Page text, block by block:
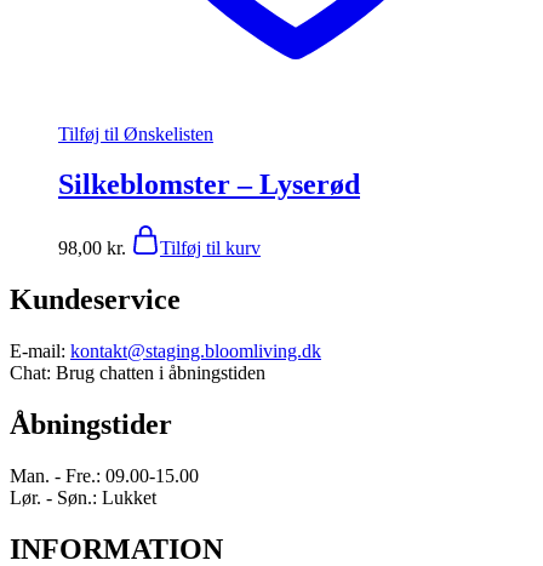
Tilføj til Ønskelisten
Silkeblomster – Lyserød
98,00 kr. Tilføj til kurv
Kundeservice
E-mail: kontakt@staging.bloomliving.dk
Chat: Brug chatten i åbningstiden
Åbningstider
Man. - Fre.: 09.00-15.00
Lør. - Søn.: Lukket
INFORMATION